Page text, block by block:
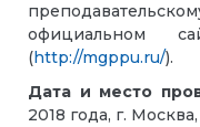
официальном
(http://mgppu.ru/).
Дата и место
2018 года, г.